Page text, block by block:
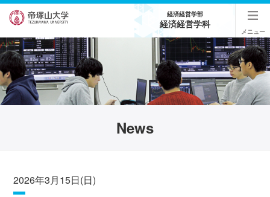
経済経営学部
経済経営学科
メニュー
News
2026年3月15日(日)